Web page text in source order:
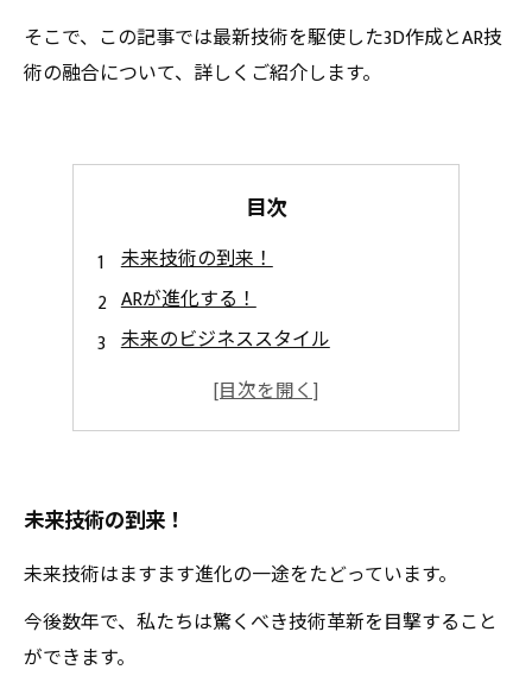
そこで、この記事では最新技術を駆使した3D作成とAR技
術の融合について、詳しくご紹介します。
目次
未来技術の到来！
ARが進化する！
未来のビジネススタイル
ARアプリ市場
未来技術の到来！
未来技術はますます進化の一途をたどっています。
今後数年で、私たちは驚くべき技術革新を目撃すること
ができます。